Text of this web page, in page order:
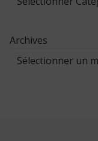
Archives